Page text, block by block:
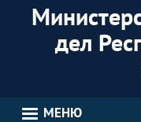
дел
МЕНЮ